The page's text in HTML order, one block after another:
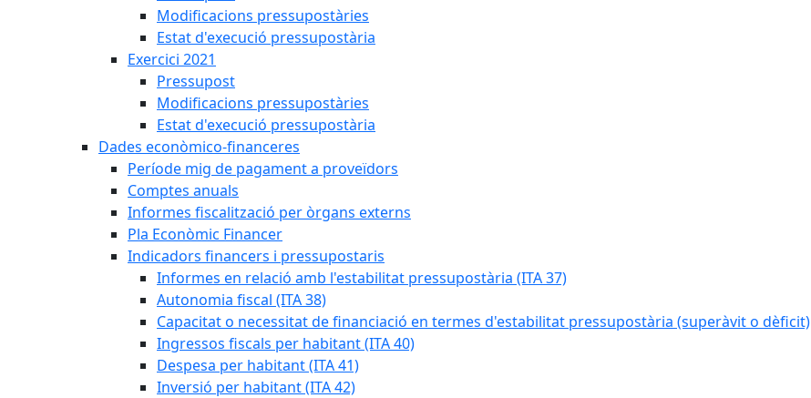
Modificacions pressupostàries
Estat d'execució pressupostària
Exercici 2021
Pressupost
Modificacions pressupostàries
Estat d'execució pressupostària
Dades econòmico-financeres
Període mig de pagament a proveïdors
Comptes anuals
Informes fiscalització per òrgans externs
Pla Econòmic Financer
Indicadors financers i pressupostaris
Informes en relació amb l'estabilitat pressupostària (ITA 37)
Autonomia fiscal (ITA 38)
Capacitat o necessitat de financiació en termes d'estabilitat pressupostària (superàvit o dèficit)
Ingressos fiscals per habitant (ITA 40)
Despesa per habitant (ITA 41)
Inversió per habitant (ITA 42)